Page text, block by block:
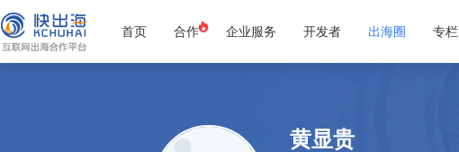
首页 合作 企业服务 开发者 出海圈 专栏
黄显贵